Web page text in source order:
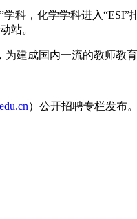
科，化学学科进入
站。
建成国内一流的教师教
）公开招聘专栏发布。